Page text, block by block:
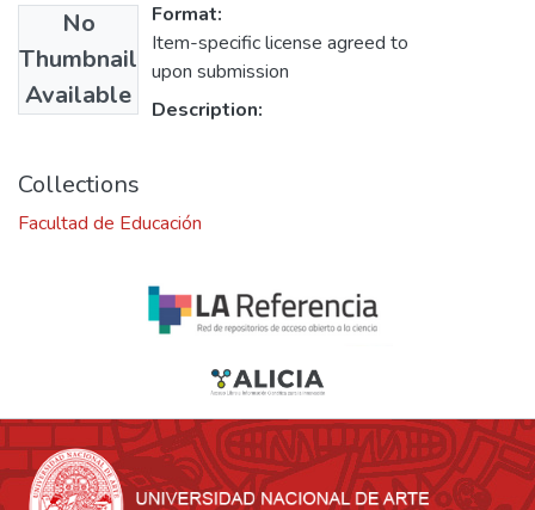
No
Thumbnail
Available
Format:
Item-specific license agreed to
upon submission
Description:
Collections
Facultad de Educación